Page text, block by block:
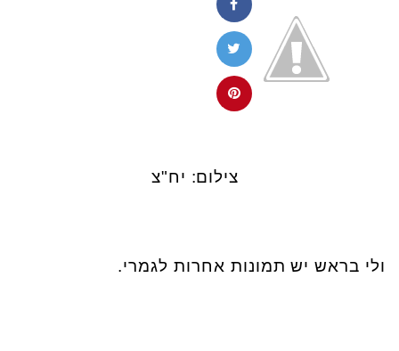
צילום: יח"צ
ולי בראש יש תמונות אחרות לגמרי.